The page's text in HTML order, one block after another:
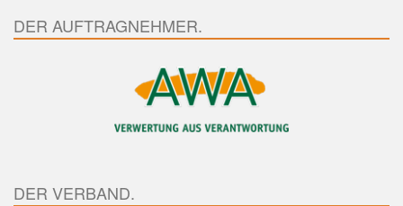
DER AUFTRAGNEHMER.
DER VERBAND.